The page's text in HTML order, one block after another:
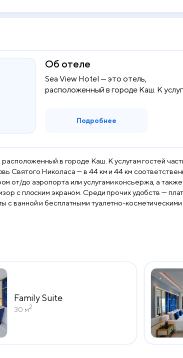
Об отеле
Sea View Hotel — это отель,
расположенный в городе Каш. К
Подробнее
в городе Каш. К услугам гостей
Святого Николаса — в 44 км и 44 км
или услугами консьержа, а также подключиться к
с плоским экраном. Среди прочих удобств —
с ванной и бесплатными туалетно-
в скалах и Lykia Rock Tombs.
Family Suite
30 м2